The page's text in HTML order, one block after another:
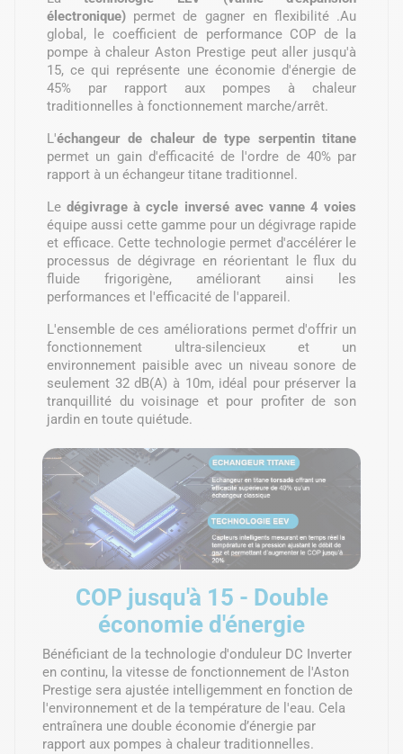
électronique) permet de gagner en flexibilité .Au
global, le coefficient de performance COP de la
pompe à chaleur Aston Prestige peut aller jusqu'à
15, ce qui représente une économie d'énergie de
45% par rapport aux pompes à chaleur
traditionnelles à fonctionnement marche/arrêt.
L'échangeur de chaleur de type serpentin titane
permet un gain d'efficacité de l'ordre de 40% par
rapport à un échangeur titane traditionnel.
Ledégivrage à cycle inversé avec vanne 4 voies
équipe aussi cette gamme pour un dégivrage rapide
et efficace. Cette technologie permet d'accélérer le
processus de dégivrage en réorientant le flux du
fluide frigorigène, améliorant ainsi les
performances et l'efficacité de l'appareil.
L'ensemble de ces améliorations permet d'offrir un
fonctionnement ultra-silencieux et un
environnement paisible avec un niveau sonore de
seulement 32 dB(A) à 10m, idéal pour préserver la
tranquillité du voisinage et pour profiter de son
jardin en toute quiétude.
COP jusqu'à 15 - Double
économie d'énergie
Bénéficiant de la technologie d'onduleur DC Inverter
en continu, la vitesse de fonctionnement de l'Aston
Prestige sera ajustée intelligemment en fonction de
l'environnement et de la température de l'eau. Cela
entraînera une double économie d’énergie par
rapport aux pompes à chaleur traditionnelles.